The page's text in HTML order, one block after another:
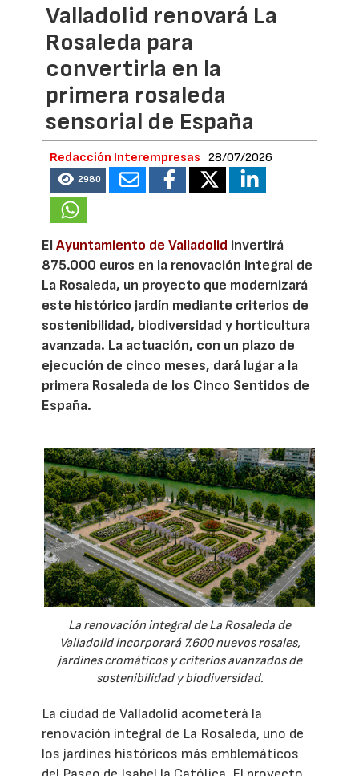
Valladolid renovará La
Rosaleda para
convertirla en la
primera rosaleda
sensorial de España
Redacción Interempresas 28/07/2026
2980
ElAyuntamiento de Valladolid invertirá
875.000 euros en la renovación integral de
La Rosaleda, un proyecto que modernizará
este histórico jardín mediante criterios de
sostenibilidad, biodiversidad y horticultura
avanzada. La actuación, con un plazo de
ejecución de cinco meses, dará lugar a la
primera Rosaleda de los Cinco Sentidos de
España.
La renovación integral de La Rosaleda de
Valladolid incorporará 7.600 nuevos rosales,
jardines cromáticos y criterios avanzados de
sostenibilidad y biodiversidad.
La ciudad de Valladolid acometerá la
renovación integral de La Rosaleda, uno de
los jardines históricos más emblemáticos